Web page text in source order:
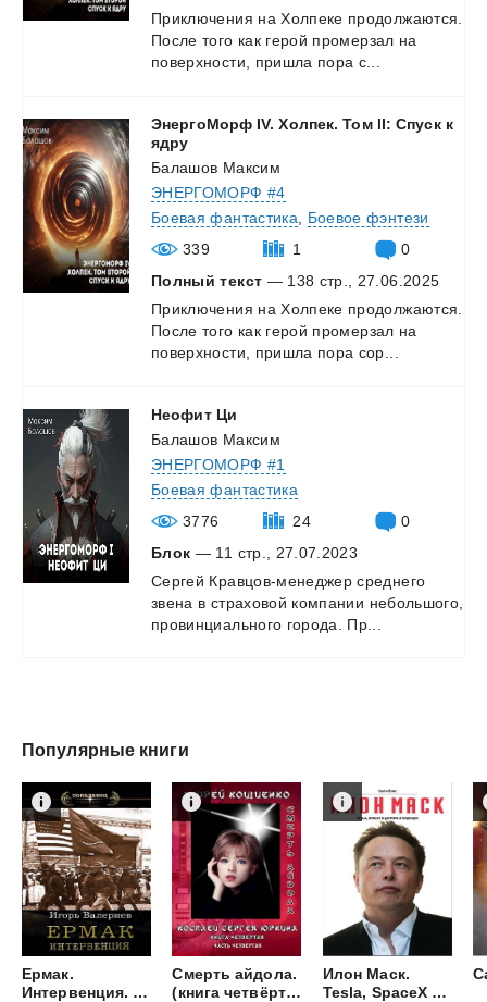
Приключения на Холпеке продолжаются.
После того как герой промерзал на
поверхности,
пришла пора с...
ЭнергоМорф IV. Холпек. Том II: Спуск к
ядру
Балашов Максим
ЭНЕРГОМОРФ #4
Боевая фантастика
Боевое фэнтези
339
1
0
Полный текст — 138 стр., 27.06.2025
Приключения на Холпеке продолжаются.
После того как герой промерзал на
поверхности,
пришла пора сор...
Неофит Ци
Балашов Максим
ЭНЕРГОМОРФ #1
Боевая фантастика
3776
24
0
Блок — 11 стр., 27.07.2023
Сергей Кравцов-менеджер среднего
звена в страховой компании небольшого,
провинциального города. Пр...
Популярные книги
Ермак.
Интервенция. Книга восьмая.
Смерть айдола.
(книга четвёртая, часть четвёртая)
Илон Маск.
Tesla, SpaceX и дорога в будущее